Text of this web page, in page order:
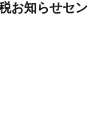
お知らせセン